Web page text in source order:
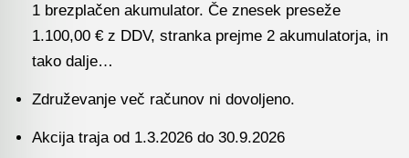
1 brezplačen akumulator. Če znesek preseže
1.100,00 € z DDV, stranka prejme 2 akumulatorja, in
tako dalje…
Združevanje več računov ni dovoljeno.
Akcija traja od 1.3.2026 do 30.9.2026
Akumulatorski grelnik vode
Ščetke MAKITA